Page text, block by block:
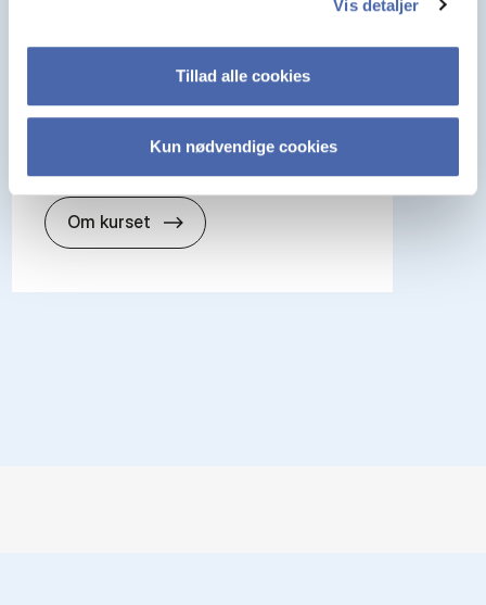
Vis detaljer
Tillad alle cookies
Kun nødvendige cookies
5 ECTS
Obligatorisk kursus
Om kurset about